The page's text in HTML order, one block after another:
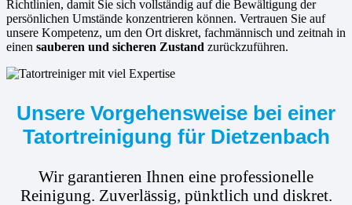
Richtlinien, damit Sie sich vollständig auf die Bewältigung der
persönlichen Umstände konzentrieren können. Vertrauen Sie auf
unsere Kompetenz, um den Ort diskret, fachmännisch und zeitnah in
einen sauberen und sicheren Zustand zurückzuführen.
Unsere Vorgehensweise bei einer
Tatortreinigung für Dietzenbach
Wir garantieren Ihnen eine professionelle
Reinigung. Zuverlässig, pünktlich und diskret.